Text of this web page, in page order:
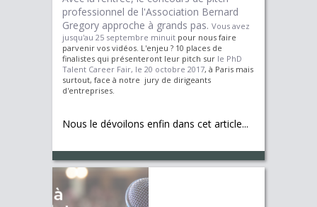
professionnel de l'Association Bernard
Gregory approche à grands pas. Vous avez
jusqu'au 25 septembre minuit pour nous faire
parvenir vos vidéos. L'enjeu ? 10 places de
finalistes qui présenteront leur pitch sur le PhD
Talent Career Fair, le 20 octobre 2017, à Paris mais
surtout, face à notre jury de dirigeants
d'entreprises.
Nous le dévoilons enfin dans cet article...